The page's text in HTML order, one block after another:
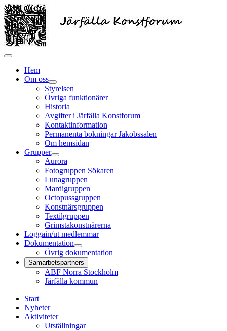
Hem
Om oss
Styrelsen
Övriga funktionärer
Historia
Avgifter i Järfälla Konstforum
Kontaktinformation
Permanenta bokningar Jakobssalen
Om hemsidan
Grupper
Aurora
Fotogruppen Sökaren
Lunagruppen
Mardigruppen
Octopussgruppen
Konstnärsgruppen
Textilgruppen
Grimstakonstnärerna
Loggain/ut medlemmar
Dokumentation
Övrig dokumentation
Samarbetspartners
ABF Norra Stockholm
Järfälla kommun
Start
Nyheter
Aktiviteter
Utställningar